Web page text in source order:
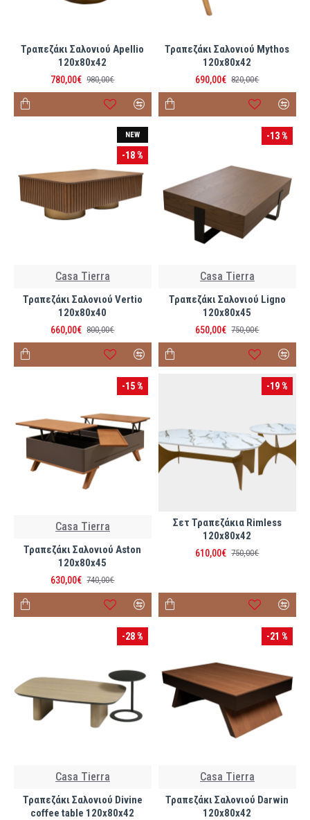
Τραπεζάκι Σαλονιού Apellio
120x80x42
780,00€ 980,00€
Τραπεζάκι Σαλονιού Mythos
120x80x42
690,00€ 820,00€
NEW
-18 %
Casa Tierra
Τραπεζάκι Σαλονιού Vertio
120x80x40
660,00€ 800,00€
-13 %
Casa Tierra
Τραπεζάκι Σαλονιού Ligno
120x80x45
650,00€ 750,00€
-15 %
Casa Tierra
Τραπεζάκι Σαλονιού Aston
120x80x45
630,00€ 740,00€
-19 %
Σετ Τραπεζάκια Rimless
120x80x42
610,00€ 750,00€
-28 %
Casa Tierra
Τραπεζάκι Σαλονιού Divine
coffee table 120x80x42
-21 %
Casa Tierra
Τραπεζάκι Σαλονιού Darwin
120x80x42